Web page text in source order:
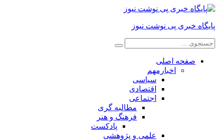
پایگاه خبری پی نوشت نیوز
صفحه اصلی
اخبارمهم
سیاسی
اقتصادی
اجتماعی
مطالبه گری
فرهنگ و هنر
پادکست
علمی و پژوهشی